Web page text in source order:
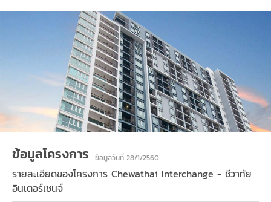
ข้อมูลโครงการ ข้อมูลวันที่ 28/1/2560
รายละเอียดของโครงการ Chewathai Interchange - ชีวาทัย
อินเตอร์เชนจ์